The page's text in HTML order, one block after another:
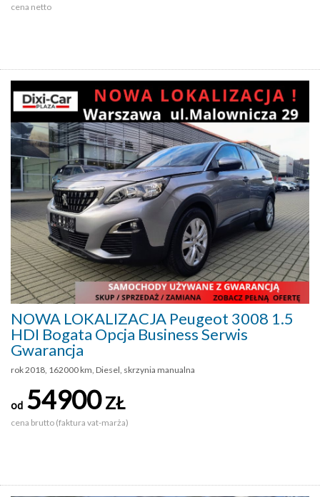
cena netto
NOWA LOKALIZACJA Peugeot 3008 1.5
HDI Bogata Opcja Business Serwis
Gwarancja
rok 2018, 162000 km, Diesel, skrzynia manualna
od 54900ZŁ
cena brutto (faktura vat-marża)